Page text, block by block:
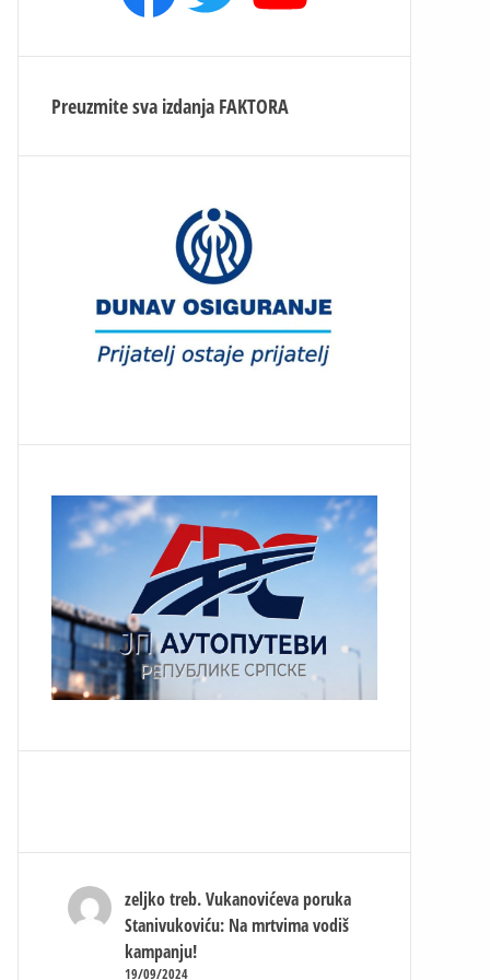
Preuzmite sva izdanja FAKTORA
zeljko treb. Vukanovićeva poruka
Stanivukoviću: Na mrtvima vodiš
kampanju!
19/09/2024